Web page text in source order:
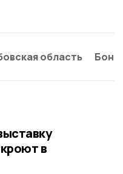
область
в